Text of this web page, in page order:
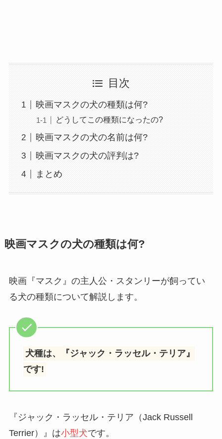
目次
映画マスクの犬の種類は何?
どうしてこの種類になったの?
映画マスクの犬の名前は何?
映画マスクの犬の評判は?
まとめ
映画マスクの犬の種類は何?
映画『マスク』の主人公・スタンリーが飼ってい
る犬の種類について解説します。
犬種は、『ジャック・ラッセル・テリア』
です!
『ジャック・ラッセル・テリア（Jack Russell
Terrier）』は小型犬です。